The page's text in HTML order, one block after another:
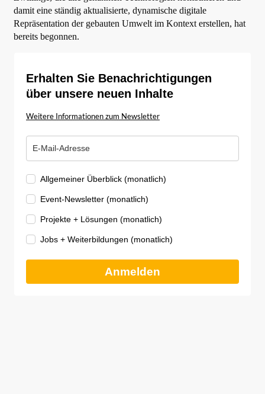
damit eine ständig aktualisierte, dynamische digitale
Repräsentation der gebauten Umwelt im Kontext erstellen, hat
bereits begonnen.
Erhalten Sie Benachrichtigungen
über unsere neuen Inhalte
Weitere Informationen zum Newsletter
Allgemeiner Überblick (monatlich)
Event-Newsletter (monatlich)
Projekte + Lösungen (monatlich)
Jobs + Weiterbildungen (monatlich)
Anmelden